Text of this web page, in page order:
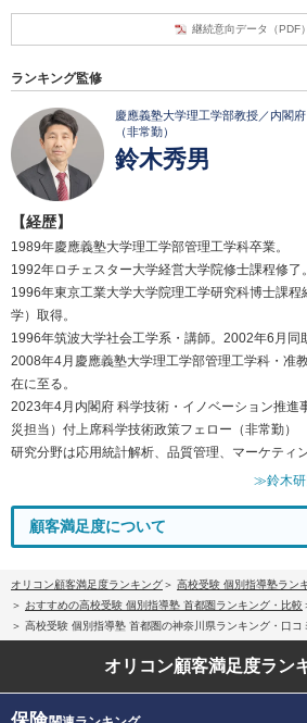
継続意向データ（PDF）
ランキング監修
慶應義塾大学理工学部教授／内閣
（非常勤）
鈴木秀男
【経歴】
1989年慶應義塾大学理工学部管理工学科卒業。
1992年ロチェスター大学経営大学院修士課程修了。
1996年東京工業大学大学院理工学研究科博士課程
学）取得。
1996年筑波大学社会工学系・講師。2002年6月同
2008年4月慶應義塾大学理工学部管理工学科・准
在に至る。
2023年4月内閣府 科学技術・イノベーション推進
災担当）付上席科学技術政策フェロー（非常勤）
研究分野は応用統計解析、品質管理、マーケティン
≫鈴木研
顧客満足度について
オリコン顧客満足度ランキング
高校受験 個別指導塾ラン
おすすめの高校受験 個別指導塾 首都圏ランキング・比較
高校受験 個別指導塾 首都圏の神奈川県ランキング・口コ
オリコン顧客満足度ラン